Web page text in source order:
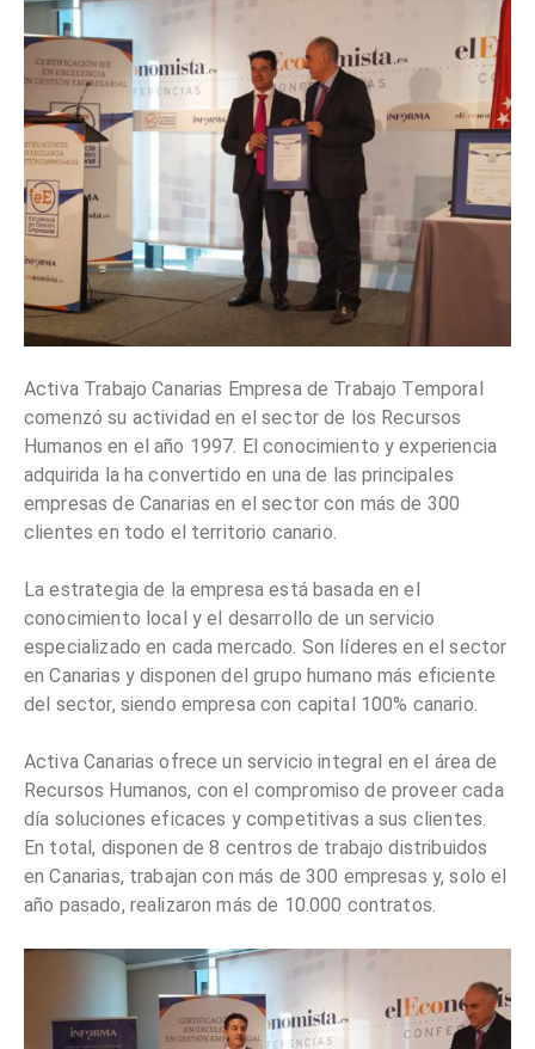
Activa Trabajo Canarias Empresa de Trabajo Temporal
comenzó su actividad en el sector de los Recursos
Humanos en el año 1997. El conocimiento y experiencia
adquirida la ha convertido en una de las principales
empresas de Canarias en el sector con más de 300
clientes en todo el territorio canario.
La estrategia de la empresa está basada en el
conocimiento local y el desarrollo de un servicio
especializado en cada mercado. Son líderes en el sector
en Canarias y disponen del grupo humano más eficiente
del sector, siendo empresa con capital 100% canario.
Activa Canarias ofrece un servicio integral en el área de
Recursos Humanos, con el compromiso de proveer cada
día soluciones eficaces y competitivas a sus clientes.
En total, disponen de 8 centros de trabajo distribuidos
en Canarias, trabajan con más de 300 empresas y, solo el
año pasado, realizaron más de 10.000 contratos.